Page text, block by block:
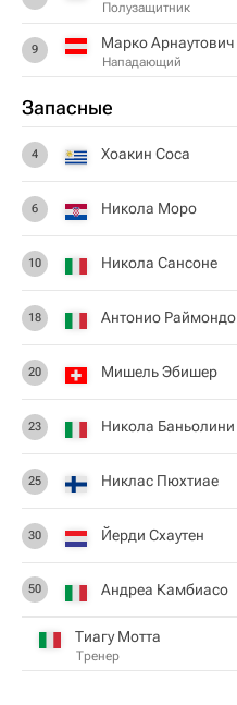
Полузащитник
9 Марко Арнаутович
Нападающий
Запасные
4 Хоакин Соса
6 Никола Моро
10 Никола Сансоне
18 Антонио Раймондо
20 Мишель Эбишер
23 Никола Баньолини
25 Никлас Пюхтиае
30 Йерди Схаутен
50 Андреа Камбиасо
Тиагу Мотта
Тренер